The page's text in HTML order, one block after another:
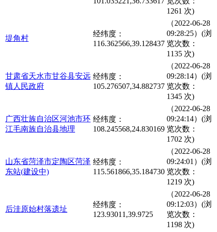
1261 次)
堤角村
经纬度：
116.362566,39.128437
（2022-06-28
09:28:25）(浏
览次数：
1135 次)
甘肃省天水市甘谷县安远
镇人民政府
经纬度：
105.276507,34.882737
（2022-06-28
09:28:14）(浏
览次数：
1345 次)
广西壮族自治区河池市环
江毛南族自治县地理
经纬度：
108.245568,24.830169
（2022-06-28
09:24:14）(浏
览次数：
1702 次)
山东省菏泽市定陶区菏泽
东站(建设中)
经纬度：
115.561866,35.184730
（2022-06-28
09:24:01）(浏
览次数：
1219 次)
后洼原始村落遗址
经纬度：
123.93011,39.9725
（2022-06-28
09:12:03）(浏
览次数：
1198 次)